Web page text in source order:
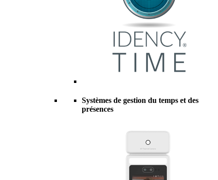
Systèmes de gestion du temps et des
présences